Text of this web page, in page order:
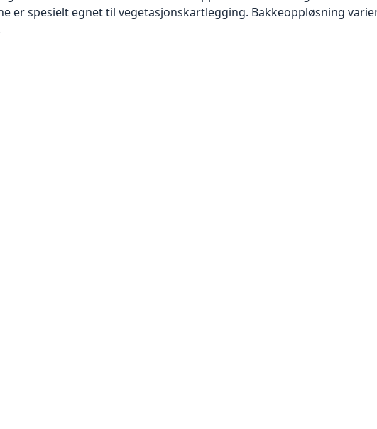
spesielt egnet til vegetasjonskartlegging. Bakkeoppløsning